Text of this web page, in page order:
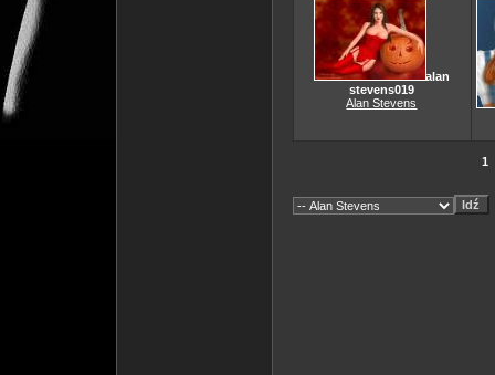
alan
stevens019
Alan Stevens
1